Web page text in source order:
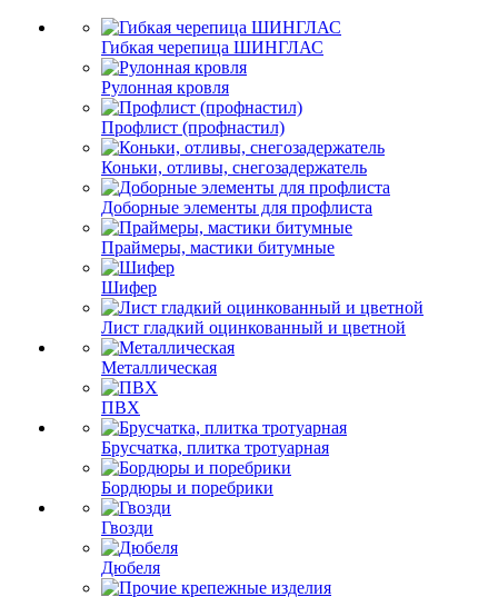
Гибкая черепица ШИНГЛАС
Рулонная кровля
Профлист (профнастил)
Коньки, отливы, снегозадержатель
Доборные элементы для профлиста
Праймеры, мастики битумные
Шифер
Лист гладкий оцинкованный и цветной
Металлическая
ПВХ
Брусчатка, плитка тротуарная
Бордюры и поребрики
Гвозди
Дюбеля